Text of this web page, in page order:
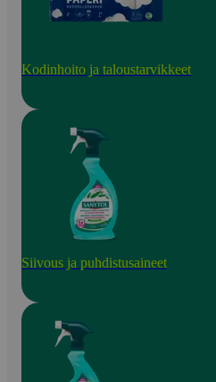
Kodinhoito ja taloustarvikkeet
Siivous ja puhdistusaineet